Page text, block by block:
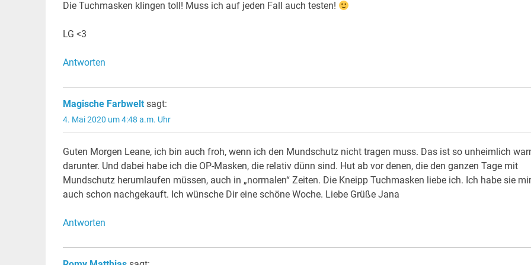
Die Tuchmasken klingen toll! Muss ich auf jeden Fall auch testen!
LG <3
Antworten
Magische Farbwelt sagt:
4. Mai 2020 um 4:48 a.m. Uhr
Guten Morgen Leane, ich bin auch froh, wenn ich den Mundschutz nicht tragen muss. Das ist so unheimlich
darunter. Und dabei habe ich die OP-Masken, die relativ dünn sind. Hut ab vor denen, die den ganzen Tage mit
Mundschutz herumlaufen müssen, auch in „normalen“ Zeiten. Die Kneipp Tuchmasken liebe ich. Ich habe sie mir
auch schon nachgekauft. Ich wünsche Dir eine schöne Woche. Liebe Grüße Jana
Antworten